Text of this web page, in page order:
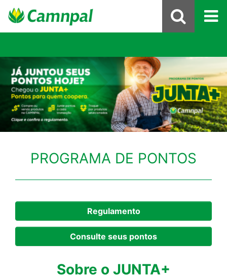
PROGRAMA DE PONTOS
Regulamento
Consulte seus pontos
Sobre o JUNTA+